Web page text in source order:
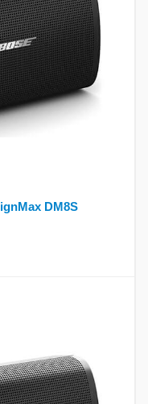
DM8S